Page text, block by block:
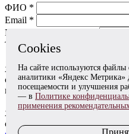
Cookies
На сайте используются файлы
аналитики «Яндекс Метрика»
посещаемости и улучшения
— в Политике
применения
ФИО *
Email *
Мобильный телефон *
Тема *
Я даю согласие на
соответствии сСогласием на
и
Политикой в отношении
Я согласен(на) получать
сообщения в соответствии с